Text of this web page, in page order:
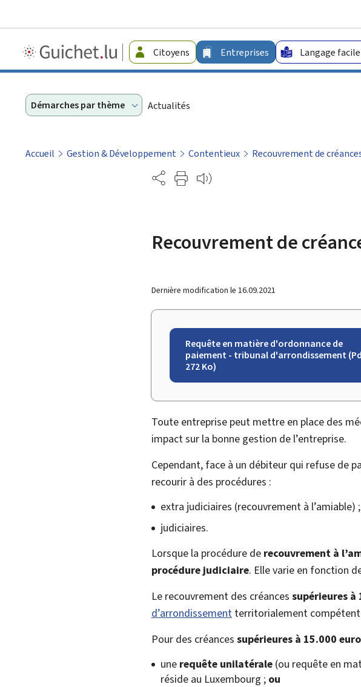
Guichet.lu
-
Citoyens Entreprises Langage facile
Démarches par thème Actualités
Accueil Gestion & Développement Contentieux Recouvrement de
Partage
Recouvrement de
Dernière modification le 16.09.2021
Requête en matière d'ordonnance de
paiement - tribunal d'arrondissement
272 Ko)
Toute entreprise peut mettre en place des
impact sur la bonne gestion de l’entreprise.
Cependant, face à un débiteur qui refuse de
recourir à des procédures :
extra judiciaires (recouvrement à l’amiable) ;
judiciaires.
Lorsque la procédure de recouvrement à
procédure judiciaire. Elle varie en fonction
Le recouvrement des créances supérieures à
d’arrondissement territorialement compétent
Pour des créances supérieures à 15.000
une requête unilatérale (ou requête en
réside au Luxembourg ; ou